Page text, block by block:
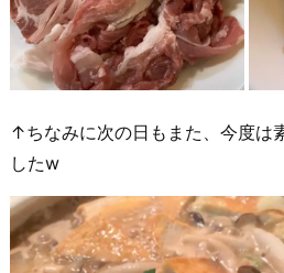
↑ちなみに次の日もまた、今度は
したw